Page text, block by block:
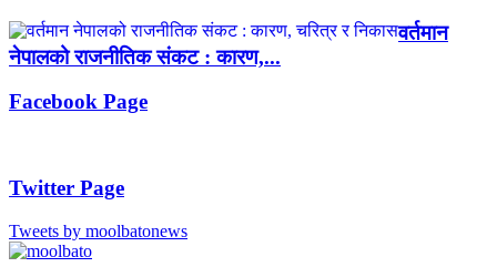
वर्तमान
नेपालको राजनीतिक संकट : कारण,...
Facebook Page
Twitter Page
Tweets by moolbatonews